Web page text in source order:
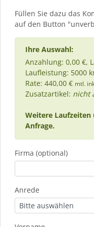
Füllen Sie dazu das
auf den Button
Ihre Auswahl:
Anzahlung: 0,00 €,
Laufleistung: 5000
Rate: 440,00 € mtl.
Zusatzartikel: nicht
Weitere
Anfrage.
Firma (optional)
Anrede